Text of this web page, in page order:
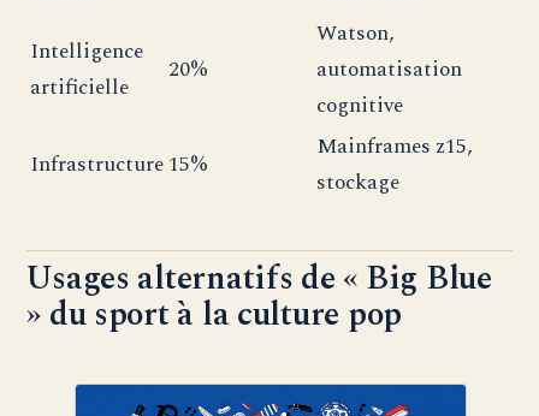
Intelligence
artificielle
20%
Watson,
automatisation
cognitive
Infrastructure15%
Mainframes z15,
stockage
Usages alternatifs de « Big Blue
» du sport à la culture pop